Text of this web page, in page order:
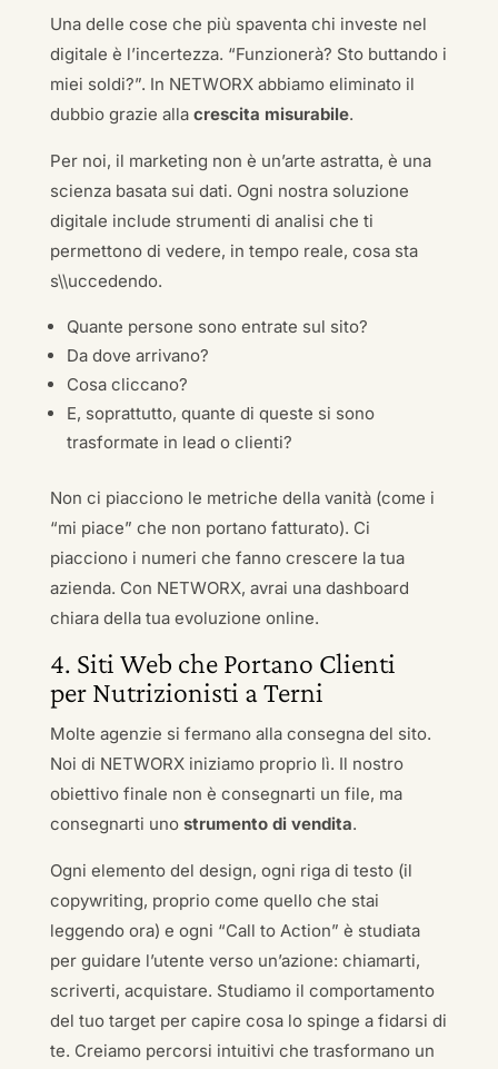
Una delle cose che più spaventa chi investe nel
digitale è l’incertezza. “Funzionerà? Sto buttando i
miei soldi?”. In NETWORX abbiamo eliminato il
dubbio grazie alla crescita misurabile.
Per noi, il marketing non è un’arte astratta, è una
scienza basata sui dati. Ogni nostra soluzione
digitale include strumenti di analisi che ti
permettono di vedere, in tempo reale, cosa sta
s\\uccedendo.
Quante persone sono entrate sul sito?
Da dove arrivano?
Cosa cliccano?
E, soprattutto, quante di queste si sono
trasformate in lead o clienti?
Non ci piacciono le metriche della vanità (come i
“mi piace” che non portano fatturato). Ci
piacciono i numeri che fanno crescere la tua
azienda. Con NETWORX, avrai una dashboard
chiara della tua evoluzione online.
4. Siti Web che Portano Clienti
per Nutrizionisti a Terni
Molte agenzie si fermano alla consegna del sito.
Noi di NETWORX iniziamo proprio lì. Il nostro
obiettivo finale non è consegnarti un file, ma
consegnarti uno strumento di vendita.
Ogni elemento del design, ogni riga di testo (il
copywriting, proprio come quello che stai
leggendo ora) e ogni “Call to Action” è studiata
per guidare l’utente verso un’azione: chiamarti,
scriverti, acquistare. Studiamo il comportamento
del tuo target per capire cosa lo spinge a fidarsi di
te. Creiamo percorsi intuitivi che trasformano un